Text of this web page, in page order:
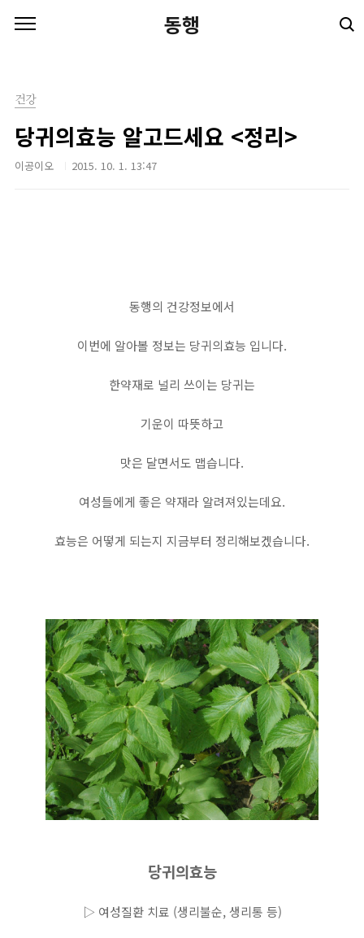
동행
건강
당귀의효능 알고드세요 <정리>
이공이오 2015. 10. 1. 13:47
동행의 건강정보에서
이번에 알아볼 정보는 당귀의효능 입니다.
한약재로 널리 쓰이는 당귀는
기운이 따뜻하고
맛은 달면서도 맵습니다.
여성들에게 좋은 약재라 알려져있는데요.
효능은 어떻게 되는지 지금부터 정리해보겠습니다.
당귀의효능
▷ 여성질환 치료 (생리불순, 생리통 등)